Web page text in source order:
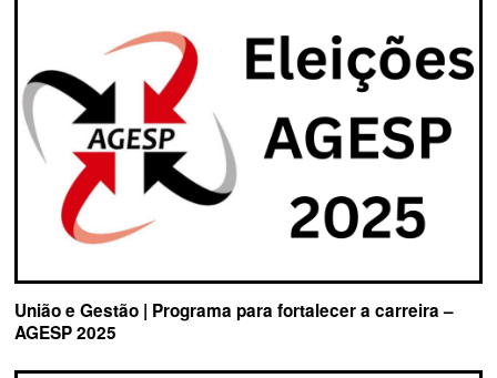
União e Gestão | Programa para fortalecer a carreira –
AGESP 2025